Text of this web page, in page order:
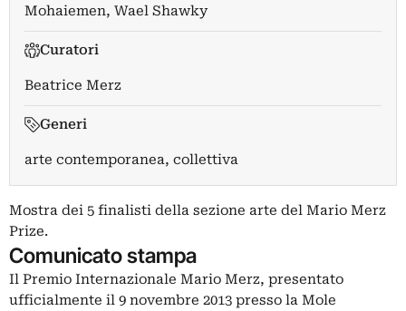
Mohaiemen, Wael Shawky
Curatori
Beatrice Merz
Generi
arte contemporanea, collettiva
Mostra dei 5 finalisti della sezione arte del Mario Merz
Prize.
Comunicato stampa
Il Premio Internazionale Mario Merz, presentato
ufficialmente il 9 novembre 2013 presso la Mole